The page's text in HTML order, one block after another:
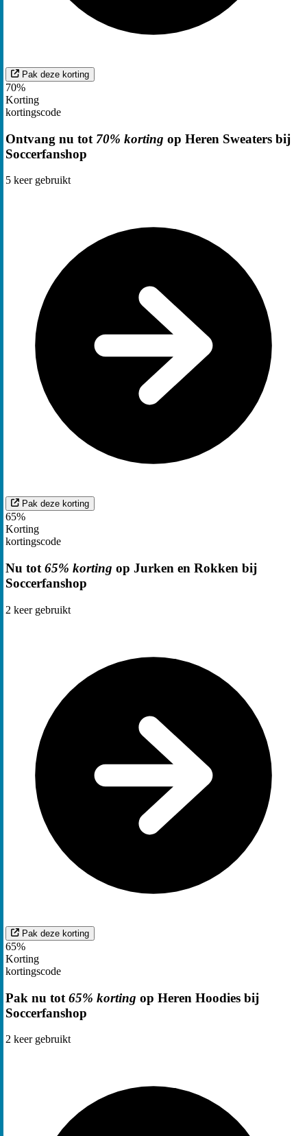
Pak deze korting
70%
Korting
kortingscode
Ontvang nu tot 70% korting op Heren Sweaters bij
Soccerfanshop
5 keer gebruikt
Pak deze korting
65%
Korting
kortingscode
Nu tot 65% korting op Jurken en Rokken bij
Soccerfanshop
2 keer gebruikt
Pak deze korting
65%
Korting
kortingscode
Pak nu tot 65% korting op Heren Hoodies bij
Soccerfanshop
2 keer gebruikt